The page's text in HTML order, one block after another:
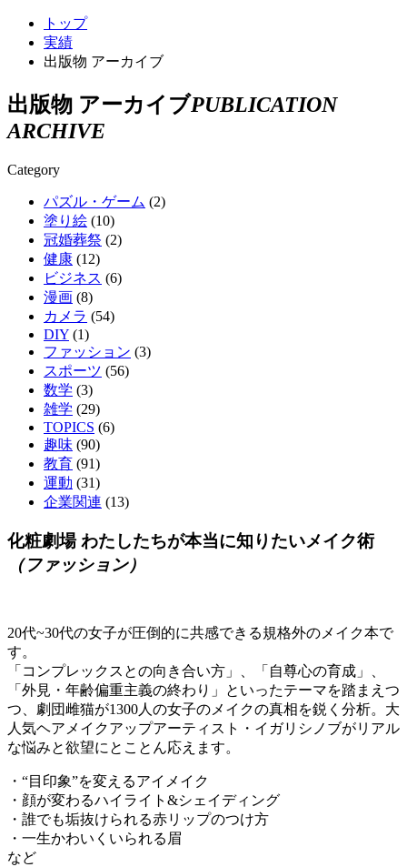
トップ
実績
出版物 アーカイブ
出版物 アーカイブPUBLICATION
ARCHIVE
Category
パズル・ゲーム (2)
塗り絵 (10)
冠婚葬祭 (2)
健康 (12)
ビジネス (6)
漫画 (8)
カメラ (54)
DIY (1)
ファッション (3)
スポーツ (56)
数学 (3)
雑学 (29)
TOPICS (6)
趣味 (90)
教育 (91)
運動 (31)
企業関連 (13)
化粧劇場 わたしたちが本当に知りたいメイク術
（ファッション）
20代~30代の女子が圧倒的に共感できる規格外のメイク本で
す。
「コンプレックスとの向き合い方」、「自尊心の育成」、
「外見・年齢偏重主義の終わり」といったテーマを踏まえつ
つ、劇団雌猫が1300人の女子のメイクの真相を鋭く分析。大
人気ヘアメイクアップアーティスト・イガリシノブがリアル
な悩みと欲望にとことん応えます。
・“目印象”を変えるアイメイク
・顔が変わるハイライト&シェイディング
・誰でも垢抜けられる赤リップのつけ方
・一生かわいくいられる眉
など